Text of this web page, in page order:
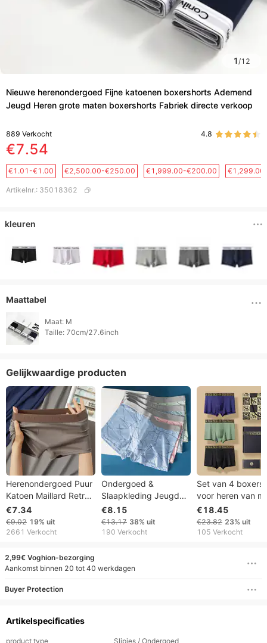
1/12
Nieuwe herenondergoed Fijne katoenen boxershorts Ademend
Jeugd Heren grote maten boxershorts Fabriek directe verkoop
889 Verkocht 4.8
€7.54
€1.01-€1.00 €2,500.00-€250.00 €1,999.00-€200.00
Artikelnr.: 35018362
kleuren
Maattabel
Maat: M
Gelijkwaardige producten
Herenondergoed Puur
Katoen Maillard Retro
Jongens Boxershorts
Mid Rise Comfortabel
Ademend Vierhoek
€7.34
€9.02 19% uit
2661 Verkocht
Ondergoed &
Slaapkleding Jeugd
Ademende Polyester
Boxershorts - 5-pack
Zacht, middelhoog
ondersteuning
(Meerdere kleuren en
€8.15
€13.17 38% uit
190 Verkocht
Set van 4
voor heren van
–
magnetisch
ondergoed
€18.45
€23.82 23% uit
105 Verkocht
2,99€ Voghion-bezorging
Aankomst binnen 20 tot 40 werkdagen
Buyer Protection
Artikelspecificaties
product type
Slipjes / Ondergoed